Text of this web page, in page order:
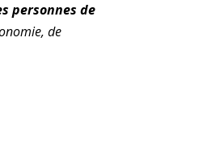
personnes de
de